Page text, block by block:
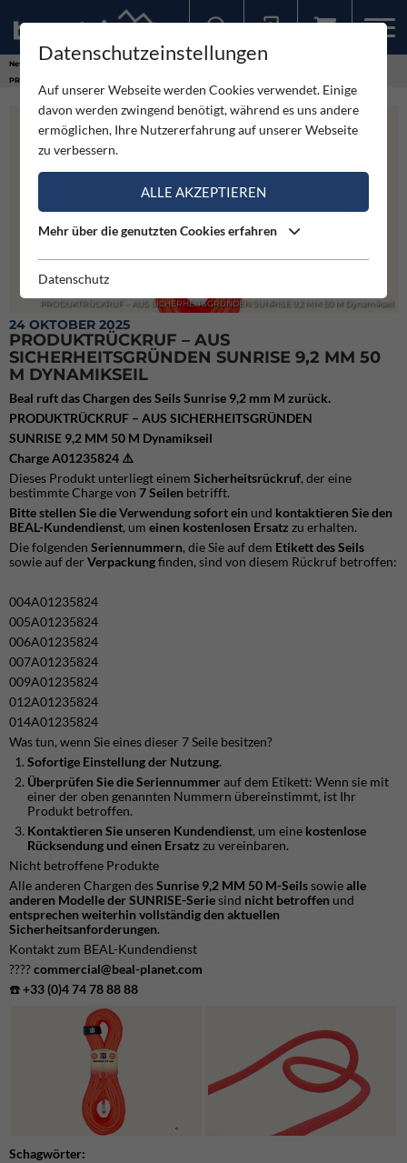
News
PRODUKTRÜCKRUF – AUS SICHERHEITSGRÜNDEN SUNRISE 9,2 MM 50 M Dynamikseil
PRODUKTRÜCKRUF – AUS SICHERHEITSGRÜNDEN SUNRISE 9,2 MM 50 M Dynamikseil
24 OKTOBER 2025
PRODUKTRÜCKRUF – AUS
SICHERHEITSGRÜNDEN SUNRISE 9,2 MM 50
M DYNAMIKSEIL
Beal ruft das Chargen des Seils Sunrise 9,2 mm M zurück.
PRODUKTRÜCKRUF – AUS SICHERHEITSGRÜNDEN
SUNRISE 9,2 MM 50 M Dynamikseil
Charge A01235824 ⚠️
Dieses Produkt unterliegt einem Sicherheitsrückruf, der eine
bestimmte Charge von 7 Seilen betrifft.
Bitte stellen Sie die Verwendung sofort ein und kontaktieren Sie den
BEAL-Kundendienst, um einen kostenlosen Ersatz zu erhalten.
Die folgenden Seriennummern, die Sie auf dem Etikett des Seils
sowie auf der Verpackungfinden, sind von diesem Rückruf betroffen:
004A01235824
005A01235824
006A01235824
007A01235824
009A01235824
012A01235824
014A01235824
Was tun, wenn Sie eines dieser 7 Seile besitzen?
Sofortige Einstellung der Nutzung.
Überprüfen Sie die Seriennummerauf dem Etikett: Wenn sie mit
einer der oben genannten Nummern übereinstimmt, ist Ihr
Produkt betroffen.
Kontaktieren Sie unseren Kundendienst, um eine kostenlose
Rücksendung und einen Ersatz zu vereinbaren.
Nicht betroffene Produkte
Alle anderen Chargen desSunrise 9,2 MM 50 M-Seilssowiealle
anderen Modelle der SUNRISE-Seriesind nicht betroffen und
entsprechen weiterhin vollständig den aktuellen
Sicherheitsanforderungen.
Kontakt zum BEAL-Kundendienst
????commercial@beal-planet.com
☎️+33 (0)4 74 78 88 88
Schagwörter:
Datenschutzeinstellungen
Auf unserer Webseite werden Cookies verwendet. Einige
davon werden zwingend benötigt, während es uns andere
ermöglichen, Ihre Nutzererfahrung auf unserer Webseite
zu verbessern.
ALLE AKZEPTIEREN
Mehr über die genutzten Cookies erfahren
Datenschutz